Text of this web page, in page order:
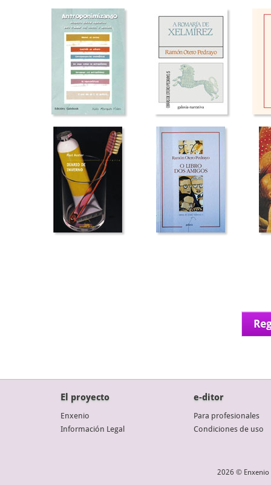
El proyecto
Enxenio
Información Legal
e-ditor
Para profesionales
Condiciones de uso
2026 © Enxenio